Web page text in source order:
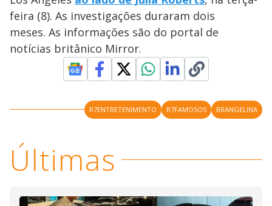
feira (8). As investigações duraram dois
meses. As informações são do portal de
notícias britânico Mirror.
R7ENTRETENIMENTO R7FAMOSOS BRANGELINA
Últimas